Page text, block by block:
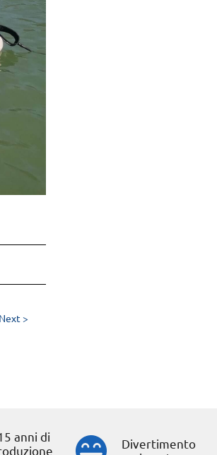
Next >
anni di
Divertimento